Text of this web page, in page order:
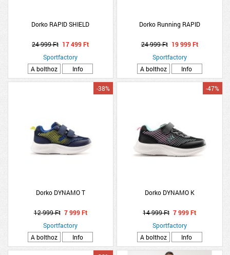
Dorko RAPID SHIELD
24 999 Ft 17 499 Ft
Sportfactory
A bolthoz
Info
Dorko Running RAPID
24 999 Ft 19 999 Ft
Sportfactory
A bolthoz
Info
Dorko DYNAMO T
-38%
12 999 Ft 7 999 Ft
Sportfactory
A bolthoz
Info
Dorko DYNAMO K
-47%
14 999 Ft 7 999 Ft
Sportfactory
A bolthoz
Info